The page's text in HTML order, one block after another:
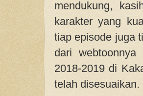
mendukung,
karakter yang
tiap episode juga
dari
2018-2019 di
telah disesuaikan.